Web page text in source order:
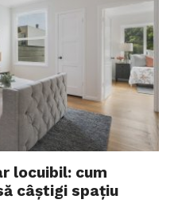
locuibil: cum
câștigi spațiu